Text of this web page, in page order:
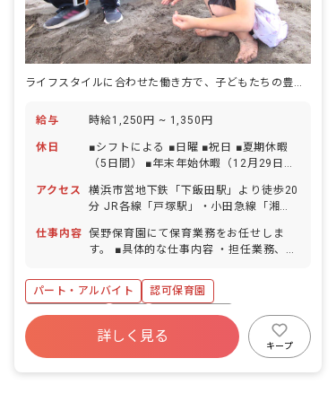
給与 時給1,250円 ~ 1,350円
休日
■シフトによる ■日曜 ■祝日 ■夏期休暇
（5日間） ■年末年始休暇（12月29日～
得率90%以上）※試用期間3カ月後から
有給休暇付与
アクセス
横浜市営地下鉄「下飯田駅」より徒歩20
分 JR各線「戸塚駅」・小田急線「湘南
ス停下車、徒歩5分 ■マイカー・バイ
ク・自転車通勤OK（ガソリン代・駐車
仕事内容 俣野保育園にて保育業務をお任せしま
す。 ■具体的な仕事内容 ・担任業務、ク
歳までの保育 ・子どもの身の回りのお世
話 ・保護者対応 ・書類業務 ・清掃など
パート・アルバイト
認可保育園
社会保険完備
有給
福利厚生充実
社会福祉法人
車通勤可
詳しく見る
キープ